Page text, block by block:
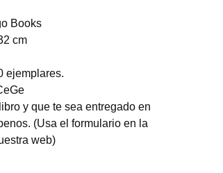
Books
cm
ejemplares.
y que te sea entregado en
(Usa el formulario en la
web)